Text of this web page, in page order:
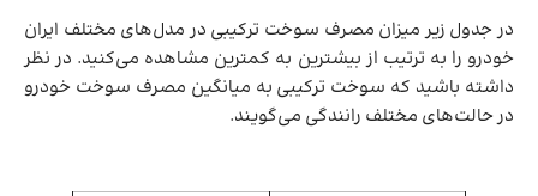
در جدول زیر میزان مصرف سوخت ترکیبی در مدل‌های مختلف ایران‌
خودرو را به ترتیب از بیشترین به کمترین مشاهده می‌کنید. در نظر
داشته باشید که سوخت ترکیبی به میانگین مصرف سوخت خودرو
در حالت‌های مختلف رانندگی می‌گویند.